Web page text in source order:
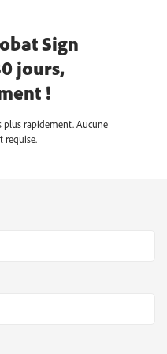
Sign
jours,
!
plus rapidement. Aucune
requise.